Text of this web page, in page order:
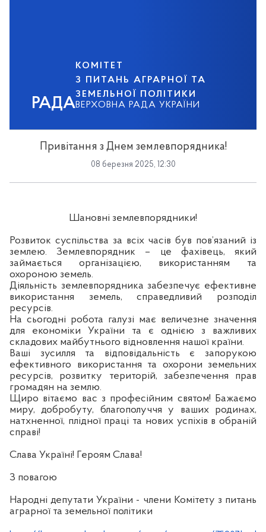
РАДА
КОМІТЕТ
З ПИТАНЬ АГРАРНОЇ ТА
ЗЕМЕЛЬНОЇ ПОЛІТИКИ
ВЕРХОВНА РАДА УКРАЇНИ
Привітання з Днем землевпорядника!
08 березня 2025, 12:30
Шановні землевпорядники!
Розвиток суспільства за всіх часів був пов’язаний із
землею. Землевпорядник – це фахівець, який
займається організацією, використанням та
охороною земель.
Діяльність землевпорядника забезпечує ефективне
використання земель, справедливий розподіл
ресурсів.
На сьогодні робота галузі має величезне значення
для економіки України та є однією з важливих
складових майбутнього відновлення нашої країни.
Ваші зусилля та відповідальність є запорукою
ефективного використання та охорони земельних
ресурсів, розвитку територій, забезпечення прав
громадян на землю.
Щиро вітаємо вас з професійним святом! Бажаємо
миру, добробуту, благополуччя у ваших родинах,
натхненної, плідної праці та нових успіхів в обраній
справі!
Слава Україні! Героям Слава!
З повагою
Народні депутати України - члени Комітету з питань
аграрної та земельної політики